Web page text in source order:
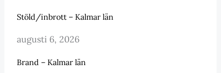
Stöld/inbrott – Kalmar län
augusti 6, 2026
Brand – Kalmar län